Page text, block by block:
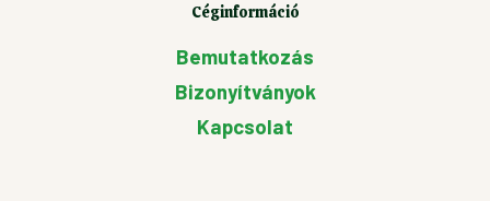
Céginformáció
Bemutatkozás
Bizonyítványok
Kapcsolat